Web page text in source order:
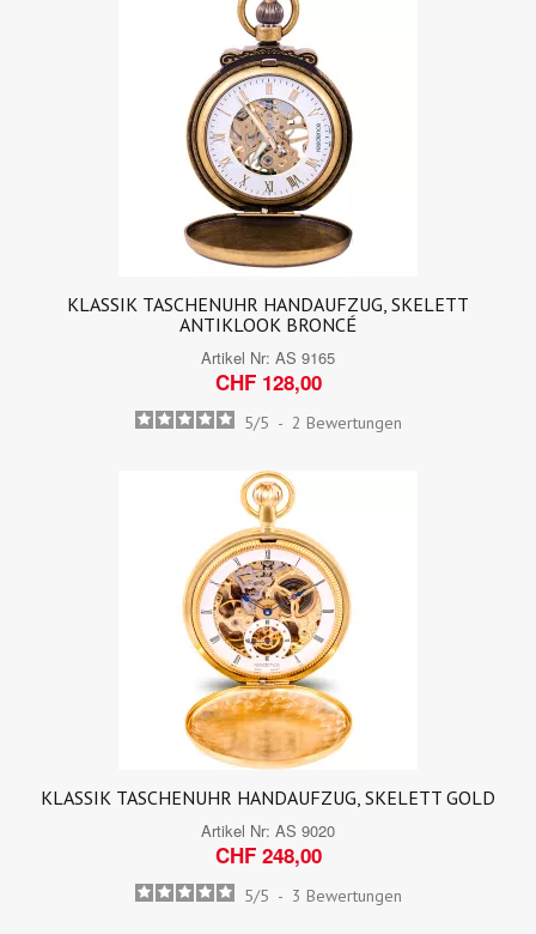
KLASSIK TASCHENUHR HANDAUFZUG, SKELETT
ANTIKLOOK BRONCÉ
Artikel Nr: AS 9165
CHF 128,00
5/5 - 2 Bewertungen
KLASSIK TASCHENUHR HANDAUFZUG, SKELETT GOLD
Artikel Nr: AS 9020
CHF 248,00
5/5 - 3 Bewertungen